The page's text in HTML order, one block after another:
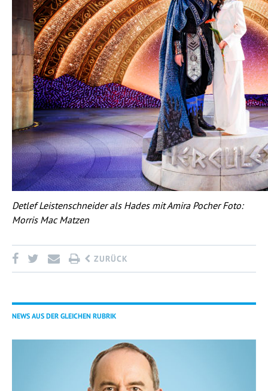
Detlef Leistenschneider als Hades mit Amira Pocher Foto:
Morris Mac Matzen
ZURÜCK
NEWS AUS DER GLEICHEN RUBRIK